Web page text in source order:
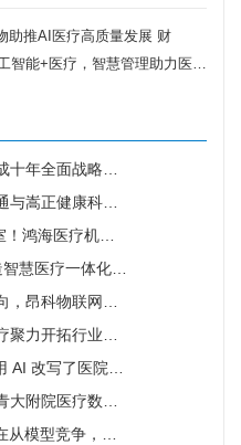
助推AI医疗高质量发展 财
医疗，智慧管理助力医疗民生新升级
全面战略协议
康科技战略合作
人成开刀房新要角
体化连接解决方案
筑牢智慧医院数字底座
开拓行业新价值
最累科室的工作方式
联合实验室正式启用
向医疗体系的重构